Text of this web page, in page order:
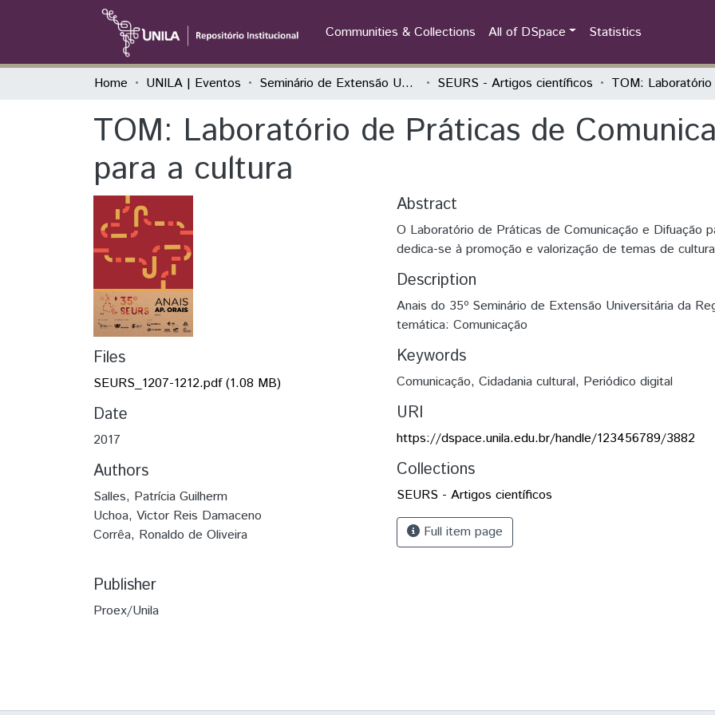
Communities & Collections All of DSpace Statistics
Home UNILA | Eventos Seminário de Extensão Universitária da Região Sul (SEURS) SEURS - Artigos científicos
TOM: Laboratório de Práticas de
para a cultura
Files
SEURS_1207-1212.pdf(1.08 MB)
Date
2017
Authors
Salles, Patrícia Guilherm
Uchoa, Victor Reis Damaceno
Corrêa, Ronaldo de Oliveira
Publisher
Proex/Unila
Abstract
O Laboratório de Práticas de Comunicação e Difuação
dedica-se à promoção e valorização de temas de
Description
Anais do 35º Seminário de Extensão Universitária da
temática: Comunicação
Keywords
Comunicação, Cidadania cultural, Periódico digital
URI
https://dspace.unila.edu.br/handle/123456789/3882
Collections
SEURS - Artigos científicos
Full item page